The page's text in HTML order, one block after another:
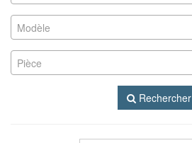
Modèle
Pièce
Rechercher